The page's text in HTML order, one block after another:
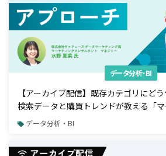
データ分析・BI
【アーカイブ配信】既存カテゴリにど
検索データと購買トレンドが教える「
品開発アプローチ
データ分析・BI